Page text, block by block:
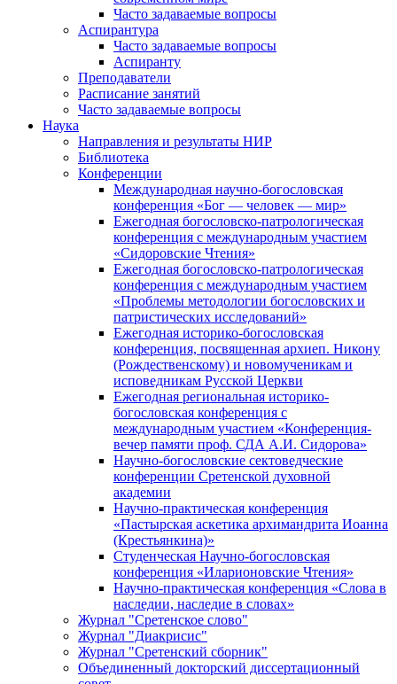
Часто задаваемые вопросы
Аспирантура
Часто задаваемые вопросы
Аспиранту
Преподаватели
Расписание занятий
Часто задаваемые вопросы
Наука
Направления и результаты НИР
Библиотека
Конференции
Международная научно-богословская
конференция «Бог — человек — мир»
Ежегодная богословско-патрологическая
конференция с международным участием
«Сидоровские Чтения»
Ежегодная богословско-патрологическая
конференция с международным участием
«Проблемы методологии богословских и
патристических исследований»
Ежегодная историко-богословская
конференция, посвященная архиеп. Никону
(Рождественскому) и новомученикам и
исповедникам Русской Церкви
Ежегодная региональная историко-
богословская конференция с
международным участием «Конференция-
вечер памяти проф. СДА А.И. Сидорова»
Научно-богословские сектоведческие
конференции Сретенской духовной
академии
Научно-практическая конференция
«Пастырская аскетика архимандрита Иоанна
(Крестьянкина)»
Студенческая Научно-богословская
конференция «Иларионовские Чтения»
Научно-практическая конференция «Cлова в
наследии, наследие в словах»
Журнал "Сретенское слово"
Журнал "Диакрисис"
Журнал "Сретенский сборник"
Объединенный докторский диссертационный